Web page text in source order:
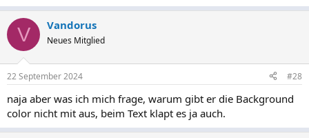
V Vandorus
Neues Mitglied
22 September 2024 #28
naja aber was ich mich frage, warum gibt er die Background
color nicht mit aus, beim Text klapt es ja auch.